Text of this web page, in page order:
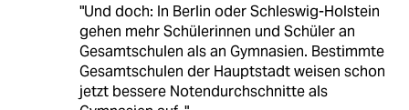
"Und doch: In Berlin oder Schleswig-Holstein
gehen mehr Schülerinnen und Schüler an
Gesamtschulen als an Gymnasien. Bestimmte
Gesamtschulen der Hauptstadt weisen schon
jetzt bessere Notendurchschnitte als